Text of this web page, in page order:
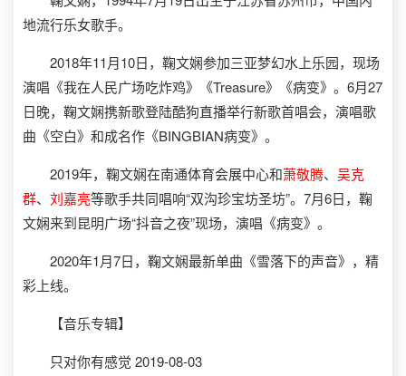
地流行乐女歌手。
2018年11月10日，鞠文娴参加三亚梦幻水上乐园，现场
演唱《我在人民广场吃炸鸡》《Treasure》《病变》。6月27
日晚，鞠文娴携新歌登陆酷狗直播举行新歌首唱会，演唱歌
曲《空白》和成名作《BINGBIAN病变》。
2019年，鞠文娴在南通体育会展中心和萧敬腾、 吴克
群、 刘嘉亮等歌手共同唱响“双沟珍宝坊圣坊”。7月6日，鞠
文娴来到昆明广场“抖音之夜”现场，演唱《病变》。
2020年1月7日，鞠文娴最新单曲《雪落下的声音》，精
彩上线。
【音乐专辑】
只对你有感觉 2019-08-03